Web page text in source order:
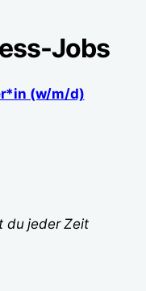
Jobs
(w/m/d)
du jeder Zeit